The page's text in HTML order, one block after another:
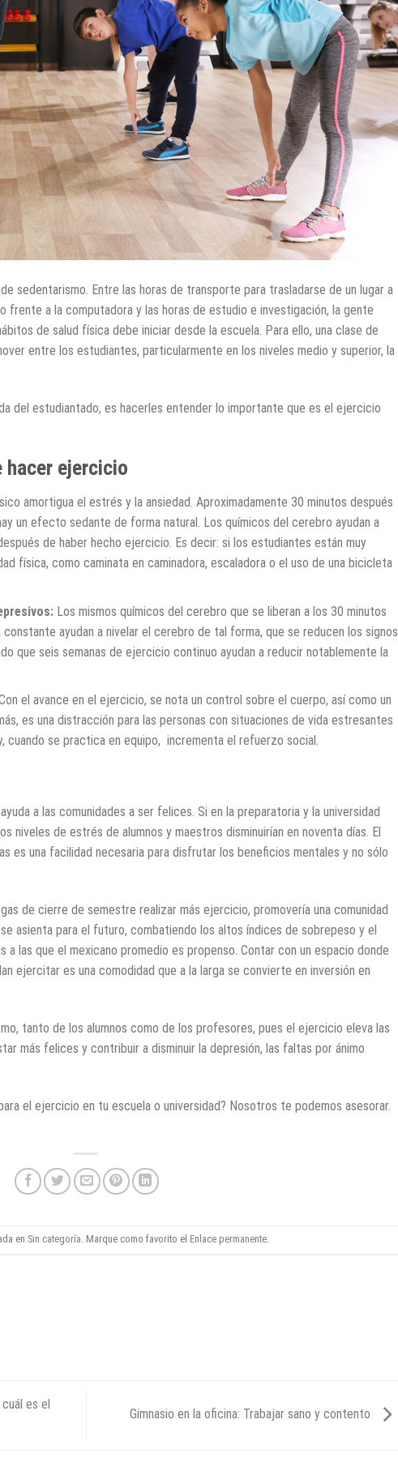
sedentarismo. Entre las horas de transporte para trasladarse de un lugar a
frente a la computadora y las horas de estudio e investigación, la gente
de salud física debe iniciar desde la escuela. Para ello, una clase de
entre los estudiantes, particularmente en los niveles medio y superior, la
del estudiantado, es hacerles entender lo importante que es el ejercicio
hacer ejercicio
amortigua el estrés y la ansiedad. Aproximadamente 30 minutos después
un efecto sedante de forma natural. Los químicos del cerebro ayudan a
de haber hecho ejercicio. Es decir: si los estudiantes están muy
física, como caminata en caminadora, escaladora o el uso de una bicicleta
Los mismos químicos del cerebro que se liberan a los 30 minutos
ayudan a nivelar el cerebro de tal forma, que se reducen los signos
que seis semanas de ejercicio continuo ayudan a reducir notablemente la
el avance en el ejercicio, se nota un control sobre el cuerpo, así como un
es una distracción para las personas con situaciones de vida estresantes
cuando se practica en equipo, incrementa el refuerzo social.
a las comunidades a ser felices. Si en la preparatoria y la universidad
niveles de estrés de alumnos y maestros disminuirían en noventa días. El
es una facilidad necesaria para disfrutar los beneficios mentales y no sólo
de cierre de semestre realizar más ejercicio, promovería una comunidad
asienta para el futuro, combatiendo los altos índices de sobrepeso y el
las que el mexicano promedio es propenso. Contar con un espacio donde
ejercitar es una comodidad que a la larga se convierte en inversión en
tanto de los alumnos como de los profesores, pues el ejercicio eleva las
más felices y contribuir a disminuir la depresión, las faltas por ánimo
el ejercicio en tu escuela o universidad? Nosotros te podemos asesorar.
en Sin categoría . Marque como favorito el Enlace permanente.
es el
Gimnasio en la oficina: Trabajar sano y contento